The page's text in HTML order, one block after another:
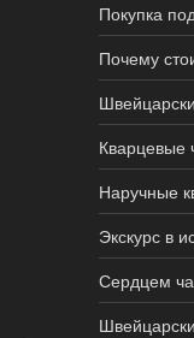
Покупка
Почему
Кварцевые
Наручные
Экскурс в
Сердцем